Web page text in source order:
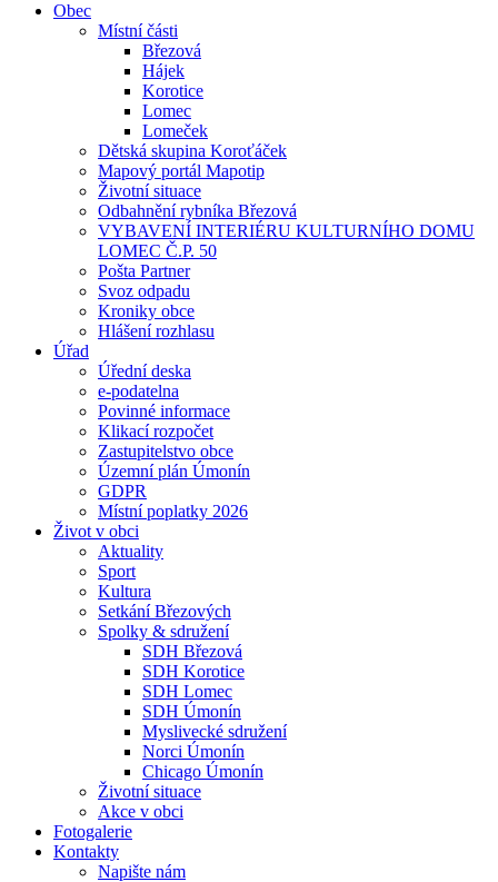
Obec
Místní části
Březová
Hájek
Korotice
Lomec
Lomeček
Dětská skupina Koroťáček
Mapový portál Mapotip
Životní situace
Odbahnění rybníka Březová
VYBAVENÍ INTERIÉRU KULTURNÍHO DOMU
LOMEC Č.P. 50
Pošta Partner
Svoz odpadu
Kroniky obce
Hlášení rozhlasu
Úřad
Úřední deska
e-podatelna
Povinné informace
Klikací rozpočet
Zastupitelstvo obce
Územní plán Úmonín
GDPR
Místní poplatky 2026
Život v obci
Aktuality
Sport
Kultura
Setkání Březových
Spolky & sdružení
SDH Březová
SDH Korotice
SDH Lomec
SDH Úmonín
Myslivecké sdružení
Norci Úmonín
Chicago Úmonín
Životní situace
Akce v obci
Fotogalerie
Kontakty
Napište nám